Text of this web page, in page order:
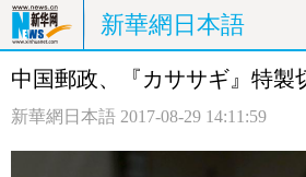
新華網日本語
ホームページ 政治
中国郵政、『カササギ』特製
新華網日本語 2017-08-29 14:11:59